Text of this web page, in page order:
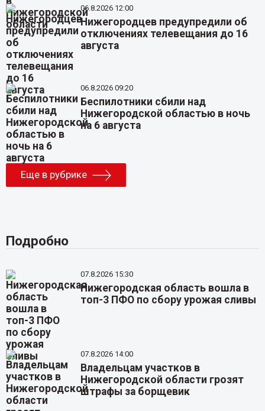
06.8.2026 12:00
Нижегородцев предупредили об
отключениях телевещания до 16
августа
06.8.2026 09:20
Беспилотники сбили над
Нижегородской областью в ночь
на 6 августа
Еще в рубрике
Подробно
07.8.2026 15:30
Нижегородская область вошла в
топ-3 ПФО по сбору урожая сливы
07.8.2026 14:00
Владельцам участков в
Нижегородской области грозят
штрафы за борщевик